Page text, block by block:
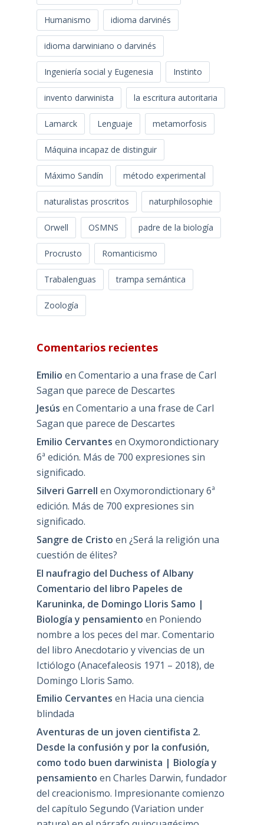
Humanismo idioma darvinés
idioma darwiniano o darvinés
Ingeniería social y Eugenesia Instinto
invento darwinista la escritura autoritaria
Lamarck Lenguaje metamorfosis
Máquina incapaz de distinguir
Máximo Sandín método experimental
naturalistas proscritos naturphilosophie
Orwell OSMNS padre de la biología
Procrusto Romanticismo
Trabalenguas trampa semántica
Zoología
Comentarios recientes
Emilio en Comentario a una frase de Carl
Sagan que parece de Descartes
Jesús en Comentario a una frase de Carl
Sagan que parece de Descartes
Emilio Cervantes en Oxymorondictionary
6ª edición. Más de 700 expresiones sin
significado.
Silveri Garrell en Oxymorondictionary 6ª
edición. Más de 700 expresiones sin
significado.
Sangre de Cristo en ¿Será la religión una
cuestión de élites?
El naufragio del Duchess of Albany
Comentario del libro Papeles de
Karuninka, de Domingo Lloris Samo |
Biología y pensamiento en Poniendo
nombre a los peces del mar. Comentario
del libro Anecdotario y vivencias de un
Ictiólogo (Anacefaleosis 1971 – 2018), de
Domingo Lloris Samo.
Emilio Cervantes en Hacia una ciencia
blindada
Aventuras de un joven cientifista 2.
Desde la confusión y por la confusión,
como todo buen darwinista | Biología y
pensamiento en Charles Darwin, fundador
del creacionismo. Impresionante comienzo
del capítulo Segundo (Variation under